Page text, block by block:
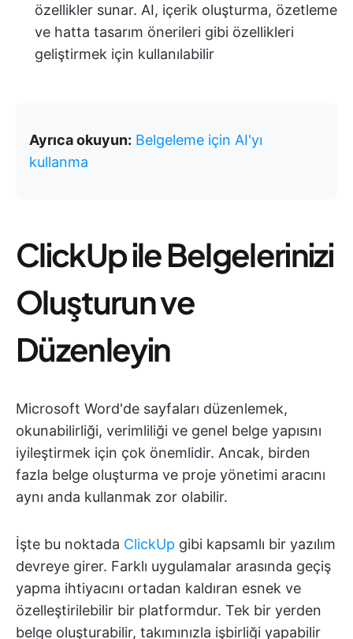
özellikler sunar. AI, içerik oluşturma, özetleme
ve hatta tasarım önerileri gibi özellikleri
geliştirmek için kullanılabilir
Ayrıca okuyun: Belgeleme için AI'yı
kullanma
ClickUp ile Belgelerinizi
Oluşturun ve
Düzenleyin
Microsoft Word'de sayfaları düzenlemek,
okunabilirliği, verimliliği ve genel belge yapısını
iyileştirmek için çok önemlidir. Ancak, birden
fazla belge oluşturma ve proje yönetimi aracını
aynı anda kullanmak zor olabilir.
İşte bu noktada ClickUp gibi kapsamlı bir yazılım
devreye girer. Farklı uygulamalar arasında geçiş
yapma ihtiyacını ortadan kaldıran esnek ve
özelleştirilebilir bir platformdur. Tek bir yerden
belge oluşturabilir, takımınızla işbirliği yapabilir